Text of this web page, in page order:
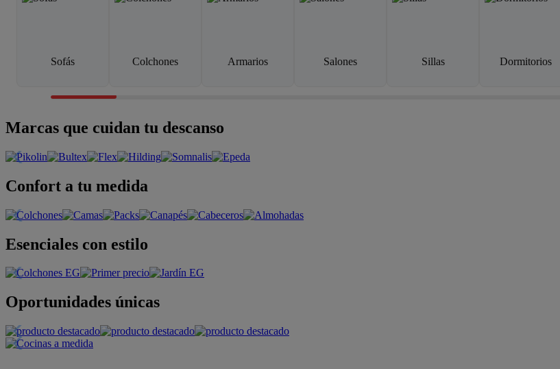
Sofás Colchones Armarios Salones Sillas Dormitorios
Marcas que cuidan tu descanso
Confort a tu medida
Esenciales con estilo
Oportunidades únicas